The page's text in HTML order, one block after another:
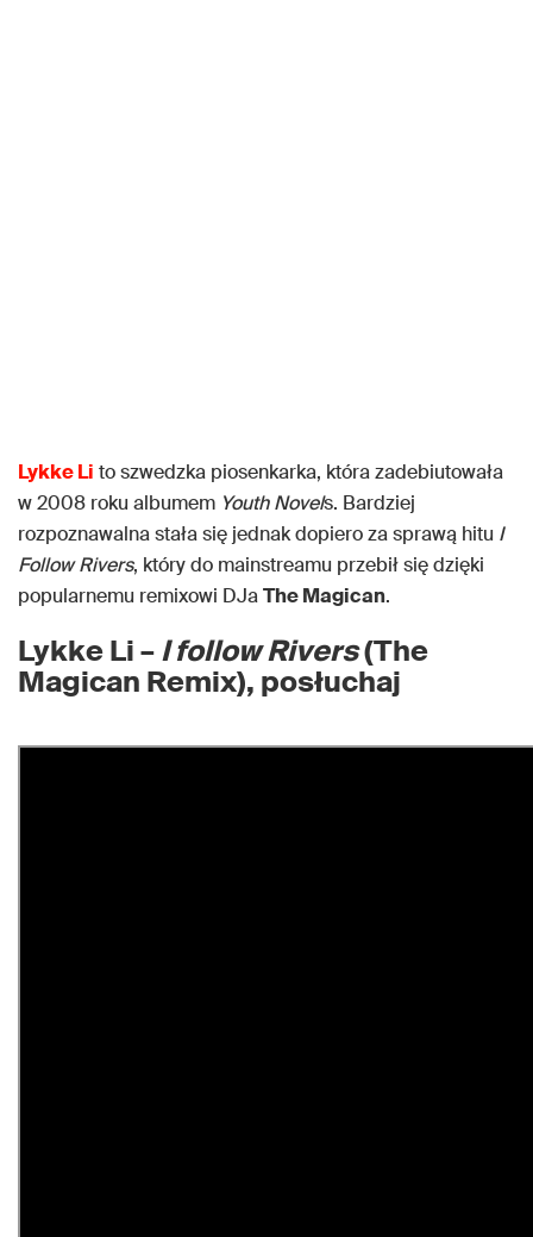
Lykke Li to szwedzka piosenkarka, która zadebiutowała
w 2008 roku albumem Youth Novels. Bardziej
rozpoznawalna stała się jednak dopiero za sprawą hitu I
Follow Rivers, który do mainstreamu przebił się dzięki
popularnemu remixowi DJaThe Magican.
Lykke Li –I follow Rivers(The
Magican Remix), posłuchaj